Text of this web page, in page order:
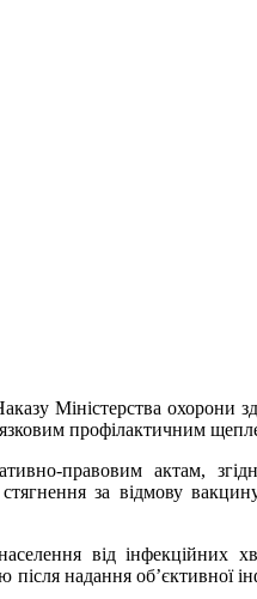
Міністерства охорони
профілактичним
правовим актам,
за відмову
від інфекційних
надання об’єктивної